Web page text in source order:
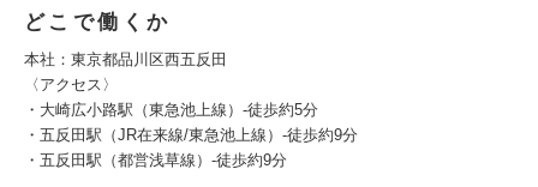
どこで働くか
本社：東京都品川区西五反田
〈アクセス〉
・大崎広小路駅（東急池上線）-徒歩約5分
・五反田駅（JR在来線/東急池上線）-徒歩約9分
・五反田駅（都営浅草線）-徒歩約9分